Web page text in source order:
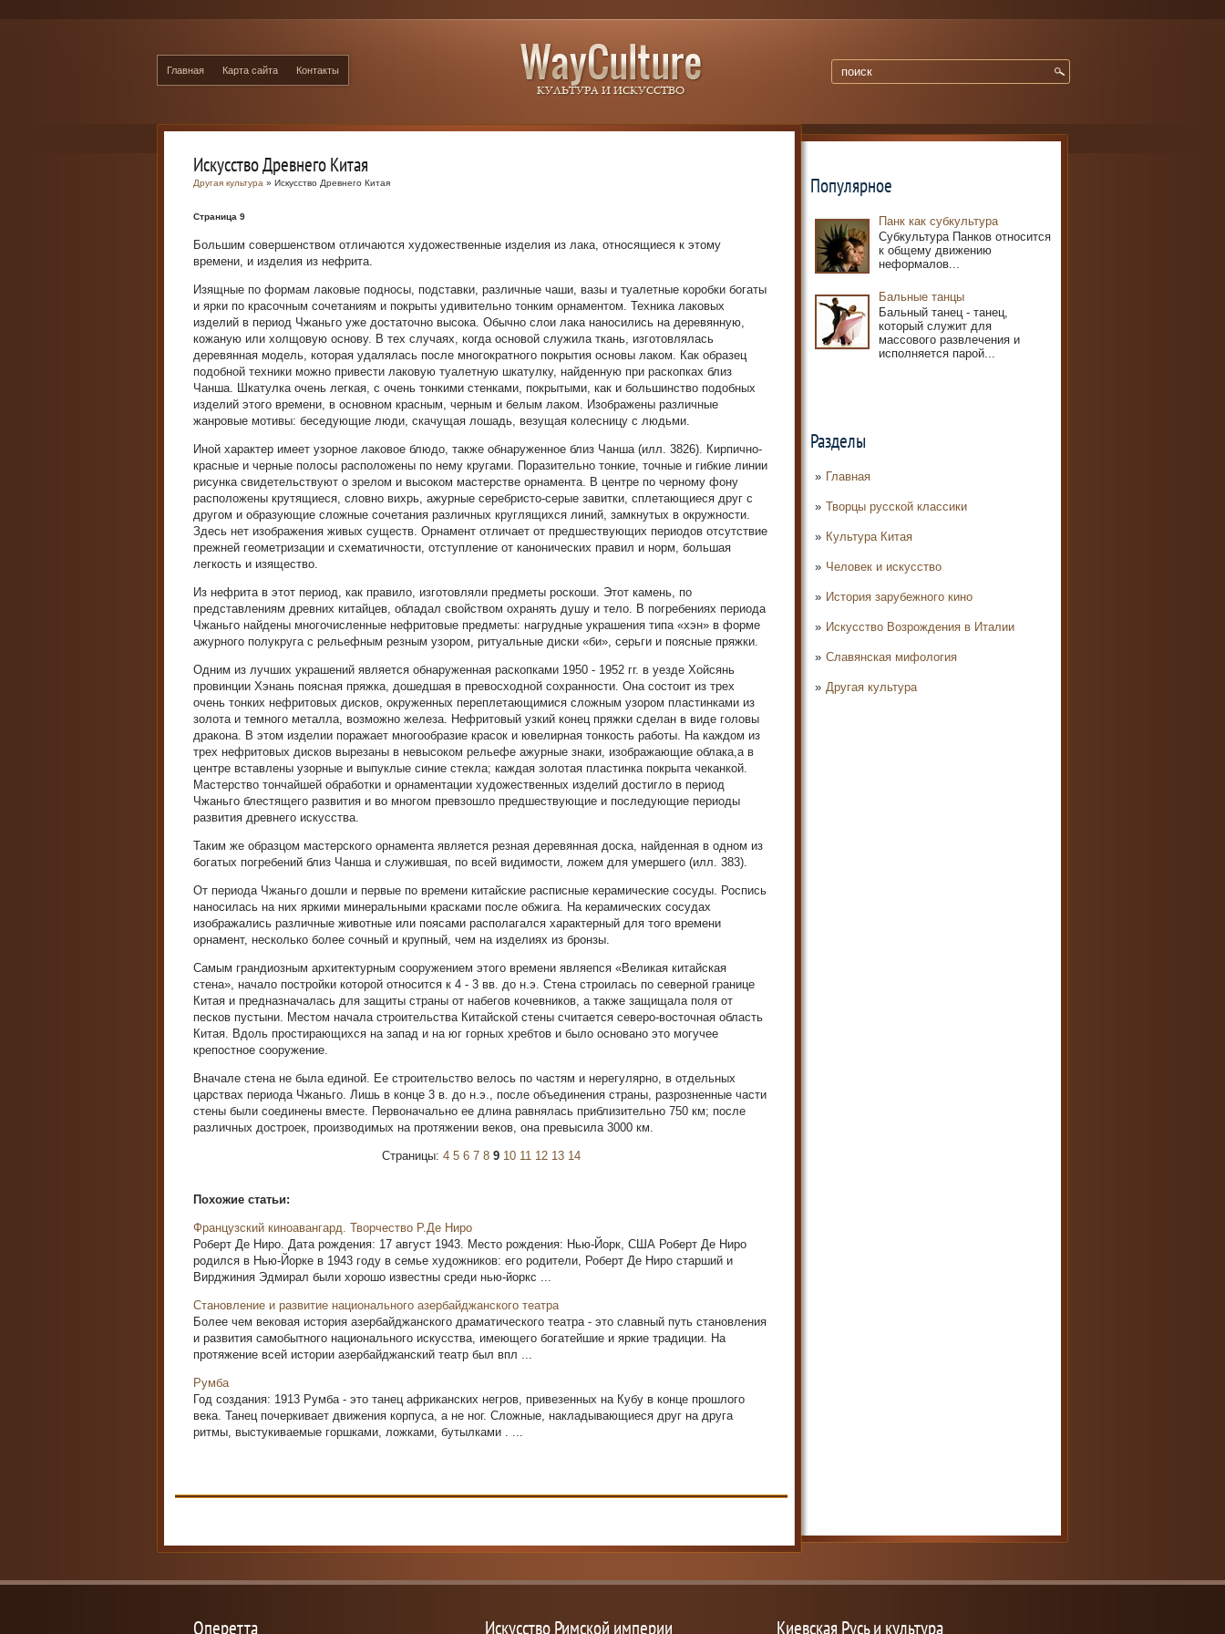
Главная Карта сайта Контакты
Популярное
Панк как субкультура
Субкультура Панков относится
к общему движению
неформалов...
Бальные танцы
Бальный танец - танец,
который служит для
массового развлечения и
исполняется парой...
Разделы
Главная
Творцы русской классики
Культура Китая
Человек и искусство
История зарубежного кино
Искусство Возрождения в Италии
Славянская мифология
Другая культура
Искусство Древнего Китая
Другая культура » Искусство Древнего Китая
Страница 9
Большим совершенством отличаются художественные изделия из лака, относящиеся к этому
времени, и изделия из нефрита.
Изящные по формам лаковые подносы, подставки, различные чаши, вазы и туалетные коробки богаты
и ярки по красочным сочетаниям и покрыты удивительно тонким орнаментом. Техника лаковых
изделий в период Чжаньго уже достаточно высока. Обычно слои лака наносились на деревянную,
кожаную или холщовую основу. В тех случаях, когда основой служила ткань, изготовлялась
деревянная модель, которая удалялась после многократного покрытия основы лаком. Как образец
подобной техники можно привести лаковую туалетную шкатулку, найденную при раскопках близ
Чанша. Шкатулка очень легкая, с очень тонкими стенками, покрытыми, как и большинство подобных
изделий этого времени, в основном красным, черным и белым лаком. Изображены различные
жанровые мотивы: беседующие люди, скачущая лошадь, везущая колесницу с людьми.
Иной характер имеет узорное лаковое блюдо, также обнаруженное близ Чанша (илл. 3826). Кирпично-
красные и черные полосы расположены по нему кругами. Поразительно тонкие, точные и гибкие линии
рисунка свидетельствуют о зрелом и высоком мастерстве орнамента. В центре по черному фону
расположены крутящиеся, словно вихрь, ажурные серебристо-серые завитки, сплетающиеся друг с
другом и образующие сложные сочетания различных круглящихся линий, замкнутых в окружности.
Здесь нет изображения живых существ. Орнамент отличает от предшествующих периодов отсутствие
прежней геометризации и схематичности, отступление от канонических правил и норм, большая
легкость и изящество.
Из нефрита в этот период, как правило, изготовляли предметы роскоши. Этот камень, по
представлениям древних китайцев, обладал свойством охранять душу и тело. В погребениях периода
Чжаньго найдены многочисленные нефритовые предметы: нагрудные украшения типа «хэн» в форме
ажурного полукруга с рельефным резным узором, ритуальные диски «би», серьги и поясные пряжки.
Одним из лучших украшений является обнаруженная раскопками 1950 - 1952 гг. в уезде Хойсянь
провинции Хэнань поясная пряжка, дошедшая в превосходной сохранности. Она состоит из трех
очень тонких нефритовых дисков, окруженных переплетающимися сложным узором пластинками из
золота и темного металла, возможно железа. Нефритовый узкий конец пряжки сделан в виде головы
дракона. В этом изделии поражает многообразие красок и ювелирная тонкость работы. На каждом из
трех нефритовых дисков вырезаны в невысоком рельефе ажурные знаки, изображающие облака,а в
центре вставлены узорные и выпуклые синие стекла; каждая золотая пластинка покрыта чеканкой.
Мастерство тончайшей обработки и орнаментации художественных изделий достигло в период
Чжаньго блестящего развития и во многом превзошло предшествующие и последующие периоды
развития древнего искусства.
Таким же образцом мастерского орнамента является резная деревянная доска, найденная в одном из
богатых погребений близ Чанша и служившая, по всей видимости, ложем для умершего (илл. 383).
От периода Чжаньго дошли и первые по времени китайские расписные керамические сосуды. Роспись
наносилась на них яркими минеральными красками после обжига. На керамических сосудах
изображались различные животные или поясами располагался характерный для того времени
орнамент, несколько более сочный и крупный, чем на изделиях из бронзы.
Самым грандиозным архитектурным сооружением этого времени являепся «Великая китайская
стена», начало постройки которой относится к 4 - 3 вв. до н.э. Стена строилась по северной границе
Китая и предназначалась для защиты страны от набегов кочевников, а также защищала поля от
песков пустыни. Местом начала строительства Китайской стены считается северо-восточная область
Китая. Вдоль простирающихся на запад и на юг горных хребтов и было основано это могучее
крепостное сооружение.
Вначале стена не была единой. Ее строительство велось по частям и нерегулярно, в отдельных
царствах периода Чжаньго. Лишь в конце 3 в. до н.э., после объединения страны, разрозненные части
стены были соединены вместе. Первоначально ее длина равнялась приблизительно 750 км; после
различных достроек, производимых на протяжении веков, она превысила 3000 км.
Страницы: 4 5 6 7 8 9 10 11 12 13 14
Похожие статьи:
Французский киноавангард. Творчество Р.Де Ниро
Роберт Де Ниро. Дата рождения: 17 август 1943. Место рождения: Нью-Йорк, США Роберт Де Ниро
родился в Нью-Йорке в 1943 году в семье художников: его родители, Роберт Де Ниро старший и
Вирджиния Эдмирал были хорошо известны среди нью-йоркс ...
Становление и развитие национального азербайджанского театра
Более чем вековая история азербайджанского драматического театра - это славный путь становления
и развития самобытного национального искусства, имеющего богатейшие и яркие традиции. На
протяжение всей истории азербайджанский театр был впл ...
Румба
Год создания: 1913 Румба - это танец африканских негров, привезенных на Кубу в конце прошлого
века. Танец почеркивает движения корпуса, а не ног. Сложные, накладывающиеся друг на друга
ритмы, выстукиваемые горшками, ложками, бутылками . ...
Оперетта Искусство Римской империи Киевская Русь и культура